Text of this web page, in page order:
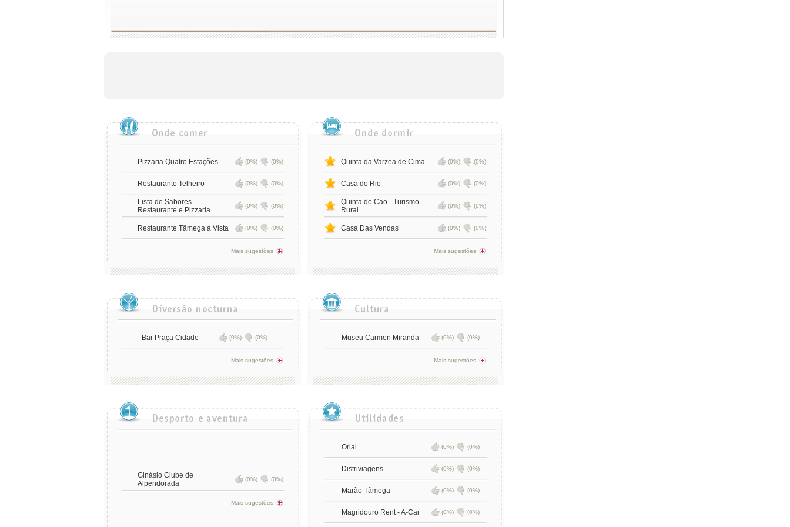
Pizzaria Quatro Estações (0%) (0%)
Restaurante Telheiro (0%) (0%)
Lista de Sabores -
Restaurante e Pizzaria
(0%) (0%)
Restaurante Tâmega à Vista (0%) (0%)
Mais sugestões
Quinta da Varzea de Cima (0%) (0%)
Casa do Rio (0%) (0%)
Quinta do Cao - Turismo
Rural
(0%) (0%)
Casa Das Vendas (0%) (0%)
Mais sugestões
Bar Praça Cidade (0%) (0%)
Mais sugestões
Museu Carmen Miranda (0%) (0%)
Mais sugestões
Ginásio Clube de
Alpendorada
(0%) (0%)
Mais sugestões
Orial (0%) (0%)
Distriviagens (0%) (0%)
Marão Tâmega (0%) (0%)
Magridouro Rent - A-Car (0%) (0%)